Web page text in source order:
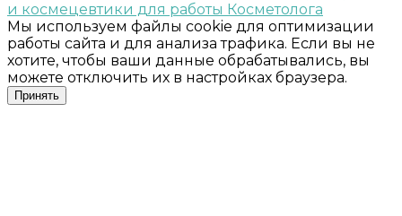
Мы используем файлы cookie для оптимизации
работы сайта и для анализа трафика. Если вы не
хотите, чтобы ваши данные обрабатывались, вы
можете отключить их в настройках браузера.
Принять